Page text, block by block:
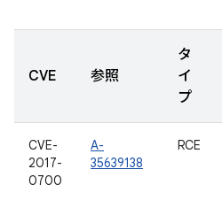
CVE 参照
タ
イ
プ
CVE-
2017-
0700
A-
35639138
RCE